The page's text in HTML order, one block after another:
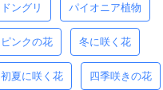
ドングリ パイオニア植物
ピンクの花 冬に咲く花
初夏に咲く花 四季咲きの花